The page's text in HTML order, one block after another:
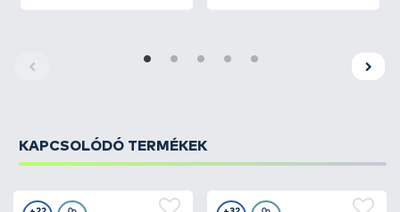
KAPCSOLÓDÓ TERMÉKEK